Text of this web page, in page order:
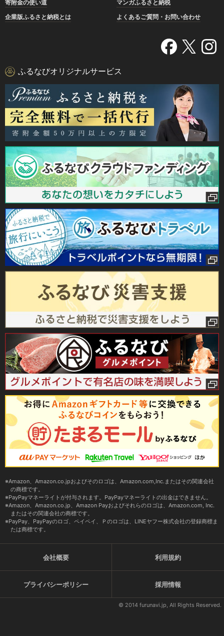
寄附金の使い道
マンガふるさと納税
企業版ふるさと納税とは
よくあるご質問・お問い合わせ
ふるなびオリジナルサービス
Amazon、Amazon.co.jpおよびそのロゴは、Amazon.com,Inc.またはその関連会社
の商標です。
PayPayマネーライトが付与されます。PayPayマネーライトの出金はできません。
Amazon、Amazon.co.jp、Amazon Payおよびそれらのロゴは、Amazon.com, Inc.
またはその関連会社の商標です。
PayPay、PayPayのロゴ、ペイペイ、Ｐのロゴは、LINEヤフー株式会社の登録商標ま
たは商標です。
会社概要 利用規約
プライバシーポリシー 採用情報
© 2014 furunavi.jp, All Rights Reserved.